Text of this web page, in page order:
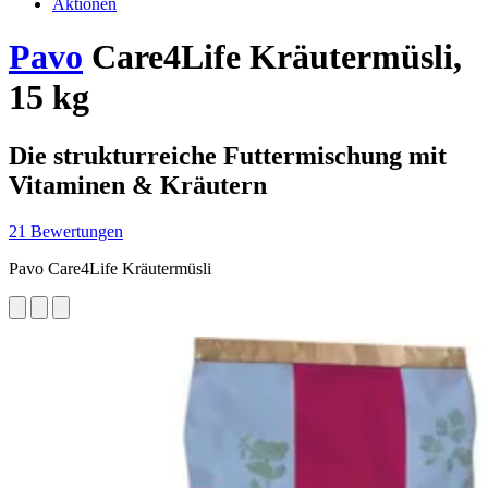
Aktionen
Pavo Care4Life Kräutermüsli,
15 kg
Die strukturreiche Futtermischung mit
Vitaminen & Kräutern
21 Bewertungen
Pavo Care4Life Kräutermüsli